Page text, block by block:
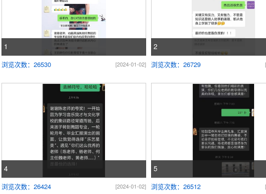
1
浏览次数：26530 [2024-01-02]
2
浏览次数：26729
4
浏览次数：26424 [2024-01-02]
5
浏览次数：26512